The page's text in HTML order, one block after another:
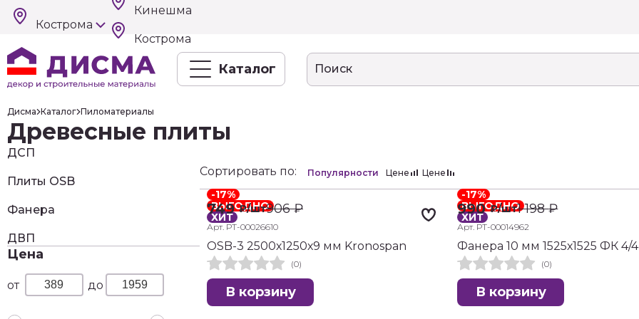
Кострома
Кинешма
Кострома
Каталог
Дисма Каталог Пиломатериалы
Древесные плиты
ДСП
Плиты OSB
Фанера
ДВП
Цена
Сортировать по: Популярности Цене Цене
ВЫГОДНО
ХИТ
-17%
749₽/шт906₽
Арт. РТ-00026610
OSB-3 2500х1250х9 мм Kronospan
(0)
В корзину
ВЫГОДНО
ХИТ
-17%
990₽/шт1 198₽
Арт. РТ-00014962
Фанера 10 мм 1525х1525 ФК 4/4
(0)
В корзину